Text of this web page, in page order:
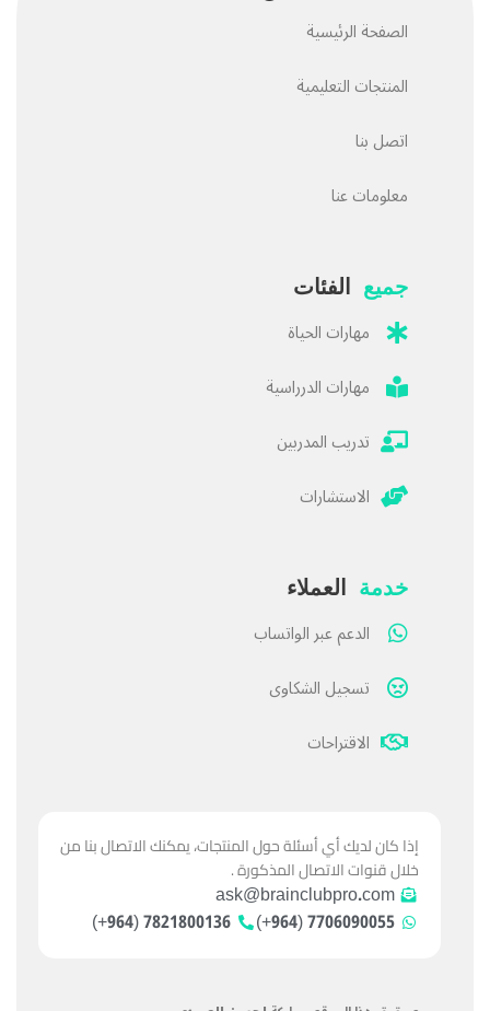
الصفحة الرئيسية
المنتجات التعليمية
اتصل بنا
معلومات عنا
جميع الفئات
مهارات الحياة
مهارات الدرراسية
تدريب المدربين
الاستشارات
خدمة العملاء
الدعم عبر الواتساب
تسجيل الشكاوى
الاقتراحات
إذا كان لديك أي أسئلة حول المنتجات، يمكنك الاتصال بنا من
خلال قنوات الاتصال المذكورة .
ask@brainclubpro.com
7706090055 (964+)
7821800136 (964+)